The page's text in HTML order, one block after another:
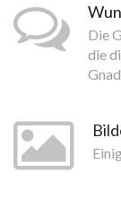
Die
die